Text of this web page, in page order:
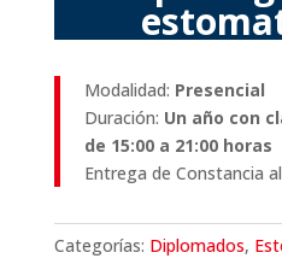
Modalidad: Presencial
Duración: Un año con
de 15:00 a 21:00 horas
Entrega de Constancia
Categorías: Diplomados,